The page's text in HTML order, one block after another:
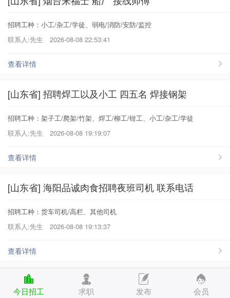
招聘工种：小工/杂工/学徒、弱电/消防/安防/监控
联系人:先生
2026-08-08 22:53:41
查看详情
[山东省] 招聘焊工以及小工 四五名 焊接钢架
招聘工种：架子工/爬架/竹架、焊工/柳工/钳工、小工/杂工/学徒
联系人:先生
2026-08-08 19:19:07
查看详情
[山东省] 海阳品诚肉食招聘夜班司机 联系电话
招聘工种：货车司机/高栏、其他司机
联系人:先生
2026-08-08 19:13:37
查看详情
[山东省] 招男保安1名 要求 形象好 工作认真
今日招工 求职 发布 会员